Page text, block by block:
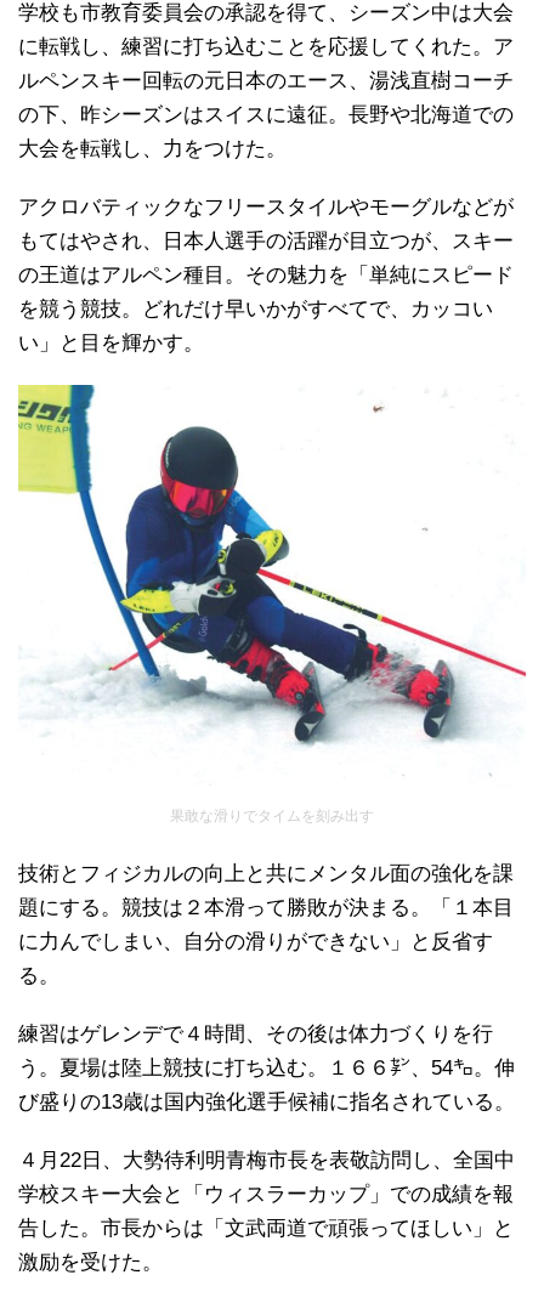
学校も市教育委員会の承認を得て、シーズン中は大会
に転戦し、練習に打ち込むことを応援してくれた。ア
ルペンスキー回転の元日本のエース、湯浅直樹コーチ
の下、昨シーズンはスイスに遠征。長野や北海道での
大会を転戦し、力をつけた。
アクロバティックなフリースタイルやモーグルなどが
もてはやされ、日本人選手の活躍が目立つが、スキー
の王道はアルペン種目。その魅力を「単純にスピード
を競う競技。どれだけ早いかがすべてで、カッコい
い」と目を輝かす。
果敢な滑りでタイムを刻み出す
技術とフィジカルの向上と共にメンタル面の強化を課
題にする。競技は２本滑って勝敗が決まる。「１本目
に力んでしまい、自分の滑りができない」と反省す
る。
練習はゲレンデで４時間、その後は体力づくりを行
う。夏場は陸上競技に打ち込む。１６６㌢、54㌔。伸
び盛りの13歳は国内強化選手候補に指名されている。
４月22日、大勢待利明青梅市長を表敬訪問し、全国中
学校スキー大会と「ウィスラーカップ」での成績を報
告した。市長からは「文武両道で頑張ってほしい」と
激励を受けた。